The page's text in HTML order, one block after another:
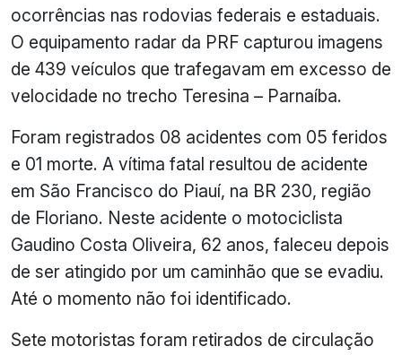
ocorrências nas rodovias federais e estaduais.
O equipamento radar da PRF capturou imagens
de 439 veículos que trafegavam em excesso de
velocidade no trecho Teresina – Parnaíba.
Foram registrados 08 acidentes com 05 feridos
e 01 morte. A vítima fatal resultou de acidente
em São Francisco do Piauí, na BR 230, região
de Floriano. Neste acidente o motociclista
Gaudino Costa Oliveira, 62 anos, faleceu depois
de ser atingido por um caminhão que se evadiu.
Até o momento não foi identificado.
Sete motoristas foram retirados de circulação